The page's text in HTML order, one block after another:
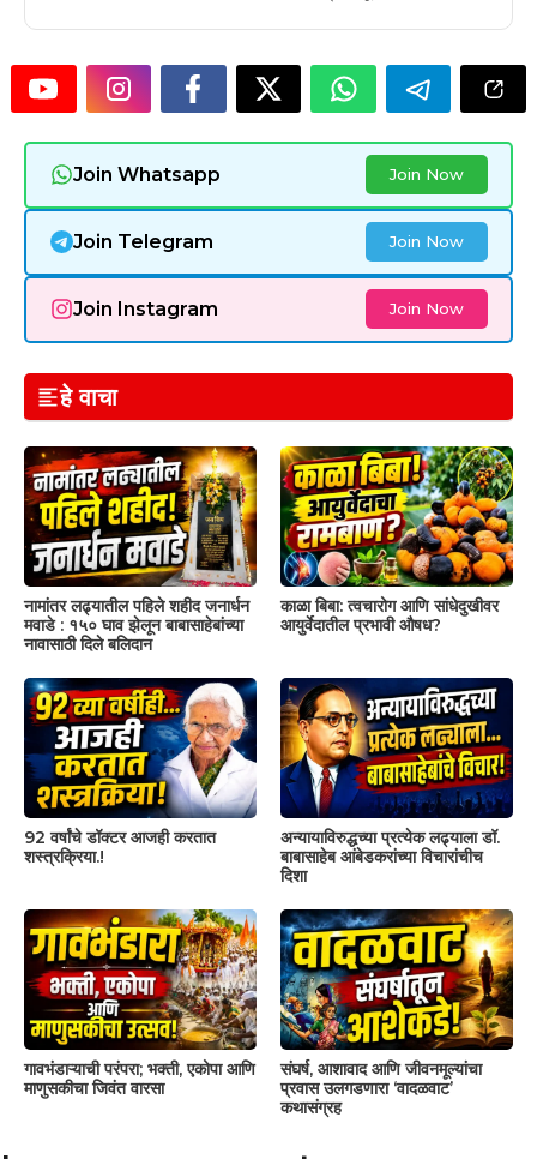
Join Whatsapp Join Now
Join Telegram Join Now
Join Instagram Join Now
हे वाचा
नामांतर लढ्यातील पहिले शहीद जनार्धन
मवाडे : १५० घाव झेलून बाबासाहेबांच्या
नावासाठी दिले बलिदान
काळा बिबा: त्वचारोग आणि सांधेदुखीवर
आयुर्वेदातील प्रभावी औषध?
92 वर्षांचे डॉक्टर आजही करतात
शस्त्रक्रिया.!
अन्यायाविरुद्धच्या प्रत्येक लढ्याला डॉ.
बाबासाहेब आंबेडकरांच्या विचारांचीच
दिशा
गावभंडाऱ्याची परंपरा; भक्ती, एकोपा आणि
माणुसकीचा जिवंत वारसा
संघर्ष, आशावाद आणि जीवनमूल्यांचा
प्रवास उलगडणारा ‘वादळवाट’
कथासंग्रह